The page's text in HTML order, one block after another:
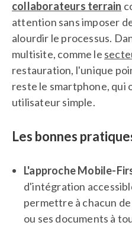
collaborateurs terrain
attention sans imposer
alourdir le processus.
multisite, comme le
restauration, l'unique
reste le smartphone, qui
utilisateur simple.
Les bonnes
L'approche Mobile-
d'intégration
permettre à chacun
ou ses documents à